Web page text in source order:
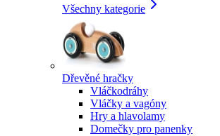
Všechny kategorie
Dřevěné hračky
Vláčkodráhy
Vláčky a vagóny
Hry a hlavolamy
Domečky pro panenky